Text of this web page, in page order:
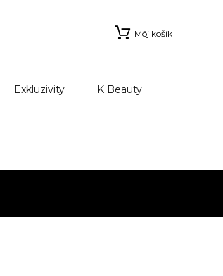
Môj košík
Exkluzivity K Beauty